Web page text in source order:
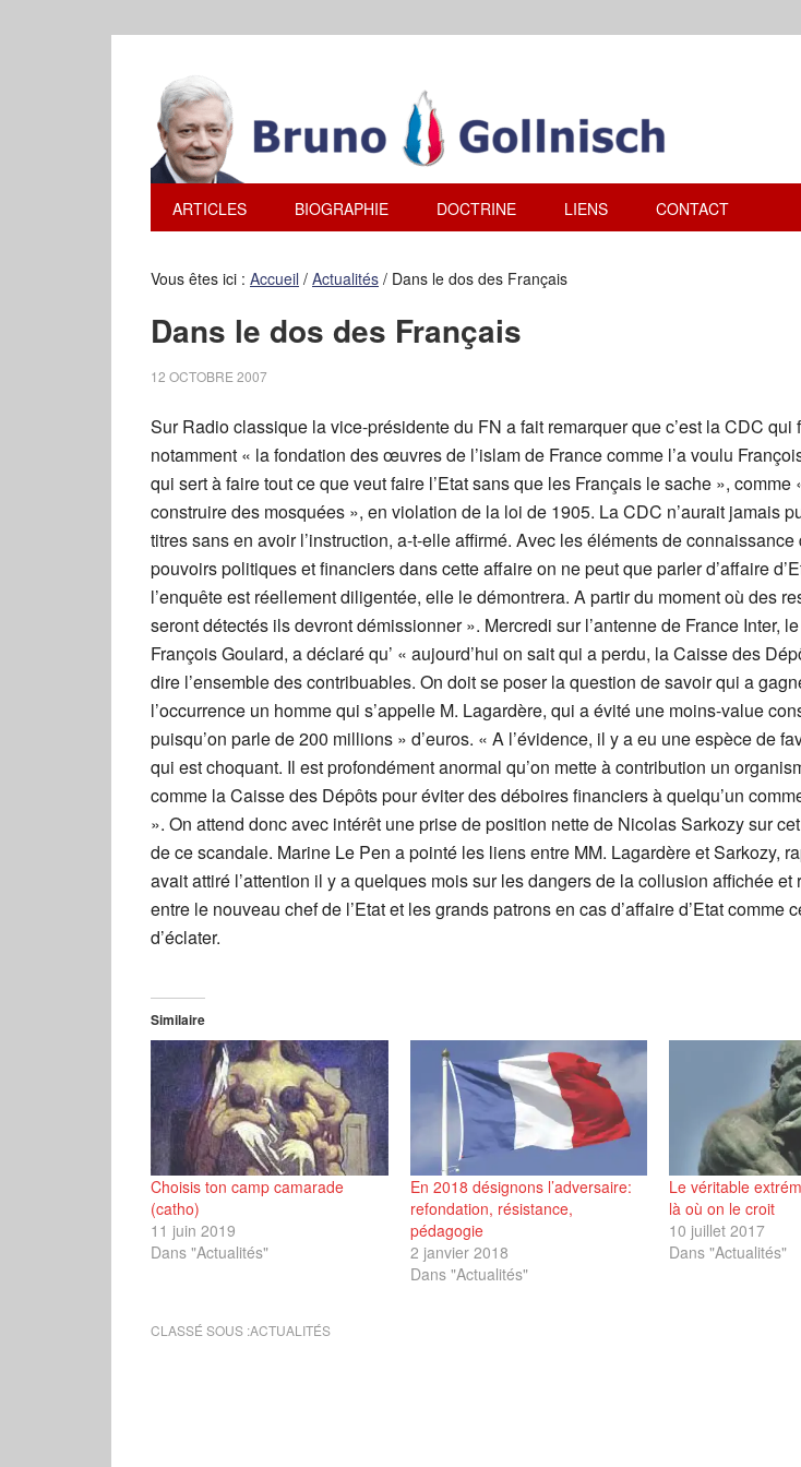
ARTICLES BIOGRAPHIE DOCTRINE LIENS CONTACT
Vous êtes ici : Accueil / Actualités / Dans le dos des Français
Dans le dos des Français
12 OCTOBRE 2007
Sur Radio classique la vice-présidente du FN a fait remarquer que c’est la CDC qui
notamment « la fondation des œuvres de l’islam de France comme l’a voulu
qui sert à faire tout ce que veut faire l’Etat sans que les Français le sache », comme
construire des mosquées », en violation de la loi de 1905. La CDC n’aurait jamais
titres sans en avoir l’instruction, a-t-elle affirmé. Avec les éléments de connaissance
pouvoirs politiques et financiers dans cette affaire on ne peut que parler d’affaire
l’enquête est réellement diligentée, elle le démontrera. A partir du moment où des
seront détectés ils devront démissionner ». Mercredi sur l’antenne de France Inter,
François Goulard, a déclaré qu’ « aujourd’hui on sait qui a perdu, la Caisse des
dire l’ensemble des contribuables. On doit se poser la question de savoir qui a
l’occurrence un homme qui s’appelle M. Lagardère, qui a évité une moins-value
puisqu’on parle de 200 millions » d’euros. « A l’évidence, il y a eu une espèce de
qui est choquant. Il est profondément anormal qu’on mette à contribution un
comme la Caisse des Dépôts pour éviter des déboires financiers à quelqu’un
». On attend donc avec intérêt une prise de position nette de Nicolas Sarkozy sur
de ce scandale. Marine Le Pen a pointé les liens entre MM. Lagardère et Sarkozy,
avait attiré l’attention il y a quelques mois sur les dangers de la collusion affichée et
entre le nouveau chef de l’Etat et les grands patrons en cas d’affaire d’Etat comme
d’éclater.
Similaire
Choisis ton camp camarade
(catho)
11 juin 2019
Dans "Actualités"
En 2018 désignons l’adversaire:
refondation, résistance,
pédagogie
2 janvier 2018
Dans "Actualités"
Le véritable
là où on le croit
10 juillet 2017
Dans "Actualités"
CLASSÉ SOUS :ACTUALITÉS